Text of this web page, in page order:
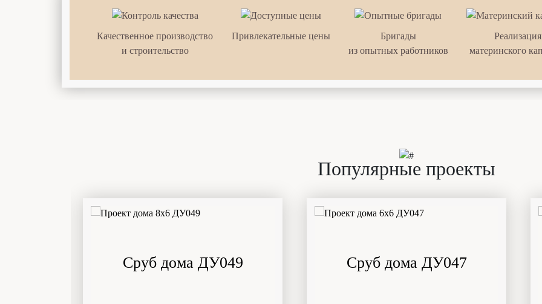
Качественное производство
и строительство
Привлекательные цены
Бригады
из опытных работников
Реализация
материнского
Популярные проекты
Сруб дома ДУ049 Сруб дома ДУ047